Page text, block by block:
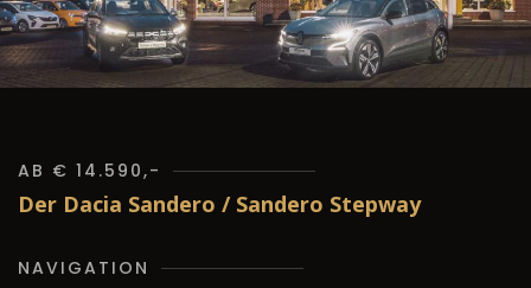
AB € 14.590,-
Der Dacia Sandero / Sandero Stepway
NAVIGATION